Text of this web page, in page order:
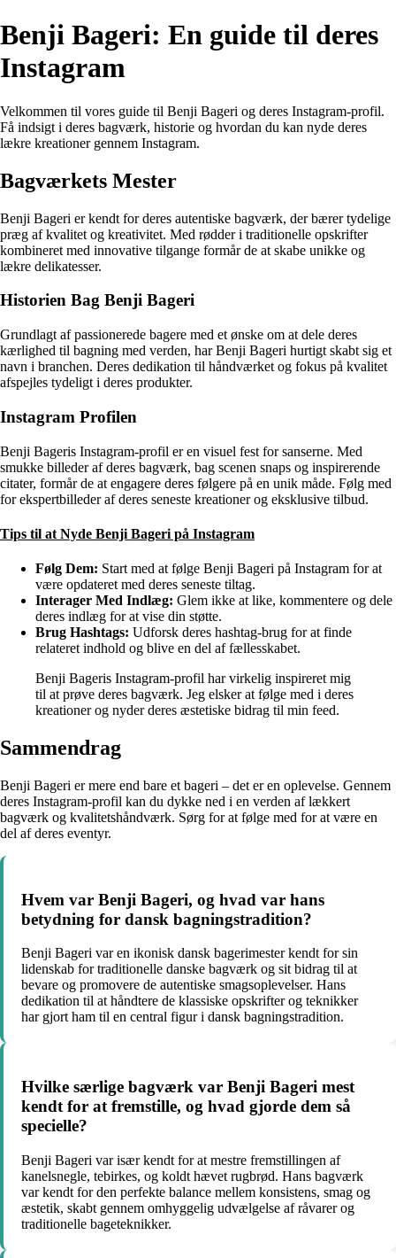
Benji Bageri: En guide til deres
Instagram
Velkommen til vores guide til Benji Bageri og deres Instagram-profil.
Få indsigt i deres bagværk, historie og hvordan du kan nyde deres
lækre kreationer gennem Instagram.
Bagværkets Mester
Benji Bageri er kendt for deres autentiske bagværk, der bærer tydelige
præg af kvalitet og kreativitet. Med rødder i traditionelle opskrifter
kombineret med innovative tilgange formår de at skabe unikke og
lækre delikatesser.
Historien Bag Benji Bageri
Grundlagt af passionerede bagere med et ønske om at dele deres
kærlighed til bagning med verden, har Benji Bageri hurtigt skabt sig et
navn i branchen. Deres dedikation til håndværket og fokus på kvalitet
afspejles tydeligt i deres produkter.
Instagram Profilen
Benji Bageris Instagram-profil er en visuel fest for sanserne. Med
smukke billeder af deres bagværk, bag scenen snaps og inspirerende
citater, formår de at engagere deres følgere på en unik måde. Følg med
for ekspertbilleder af deres seneste kreationer og eksklusive tilbud.
Tips til at Nyde Benji Bageri på Instagram
Følg Dem: Start med at følge Benji Bageri på Instagram for at
være opdateret med deres seneste tiltag.
Interager Med Indlæg: Glem ikke at like, kommentere og dele
deres indlæg for at vise din støtte.
Brug Hashtags: Udforsk deres hashtag-brug for at finde
relateret indhold og blive en del af fællesskabet.
Benji Bageris Instagram-profil har virkelig inspireret mig
til at prøve deres bagværk. Jeg elsker at følge med i deres
kreationer og nyder deres æstetiske bidrag til min feed.
Sammendrag
Benji Bageri er mere end bare et bageri – det er en oplevelse. Gennem
deres Instagram-profil kan du dykke ned i en verden af lækkert
bagværk og kvalitetshåndværk. Sørg for at følge med for at være en
del af deres eventyr.
Hvem var Benji Bageri, og hvad var hans
betydning for dansk bagningstradition?
Benji Bageri var en ikonisk dansk bagerimester kendt for sin
lidenskab for traditionelle danske bagværk og sit bidrag til at
bevare og promovere de autentiske smagsoplevelser. Hans
dedikation til at håndtere de klassiske opskrifter og teknikker
har gjort ham til en central figur i dansk bagningstradition.
Hvilke særlige bagværk var Benji Bageri mest
kendt for at fremstille, og hvad gjorde dem så
specielle?
Benji Bageri var især kendt for at mestre fremstillingen af
kanelsnegle, tebirkes, og koldt hævet rugbrød. Hans bagværk
var kendt for den perfekte balance mellem konsistens, smag og
æstetik, skabt gennem omhyggelig udvælgelse af råvarer og
traditionelle bageteknikker.